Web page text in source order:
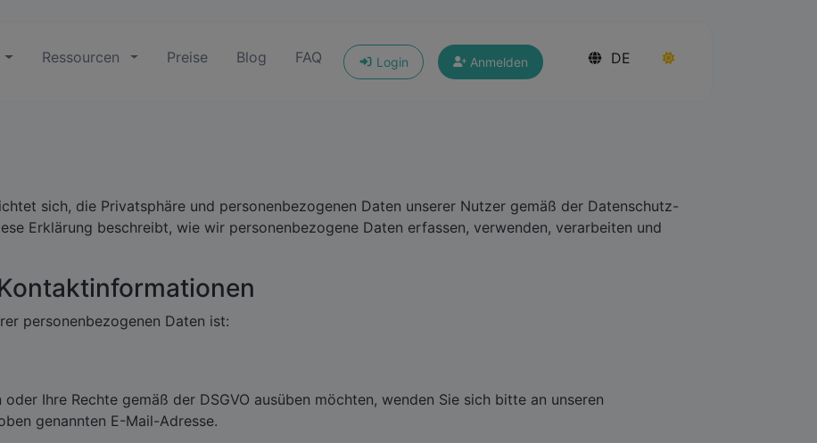
Ressourcen Preise Blog FAQ Login Anmelden DE
sich, die Privatsphäre und personenbezogenen Daten unserer Nutzer gemäß der Datenschutz-
Erklärung beschreibt, wie wir personenbezogene Daten erfassen, verwenden, verarbeiten und
personenbezogenen Daten ist:
Ihre Rechte gemäß der DSGVO ausüben möchten, wenden Sie sich bitte an unseren
genannten E-Mail-Adresse.